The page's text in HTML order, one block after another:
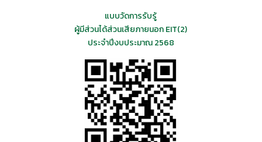
แบบวัดการรับรู้
ผู้มีส่วนได้ส่วนเสียภายนอก EIT(2)
ประจำปีงบประมาณ 2568